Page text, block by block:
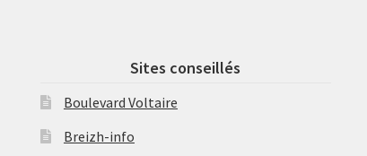
Sites conseillés
Boulevard Voltaire
Breizh-info